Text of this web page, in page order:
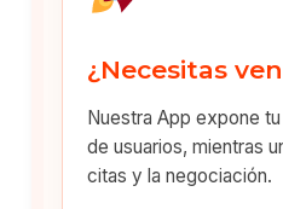
¿Necesitas
Nuestra App expone
de usuarios, mientras
citas y la negociación.